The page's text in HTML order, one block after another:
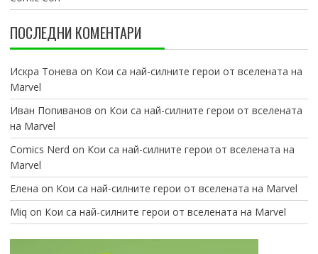
ПОСЛЕДНИ КОМЕНТАРИ
Искра Тонева on Кои са най-силните герои от вселената на
Marvel
Иван Попиванов on Кои са най-силните герои от вселената
на Marvel
Comics Nerd on Кои са най-силните герои от вселената на
Marvel
Елена on Кои са най-силните герои от вселената на Marvel
Miq on Кои са най-силните герои от вселената на Marvel